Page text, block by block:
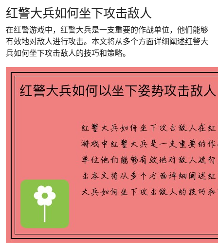
红警大兵如何坐下攻击敌人
在红警游戏中，红警大兵是一支重要的作战单位，他们能够
有效地对敌人进行攻击。本文将从多个方面详细阐述红警大
兵如何坐下攻击敌人的技巧和策略。